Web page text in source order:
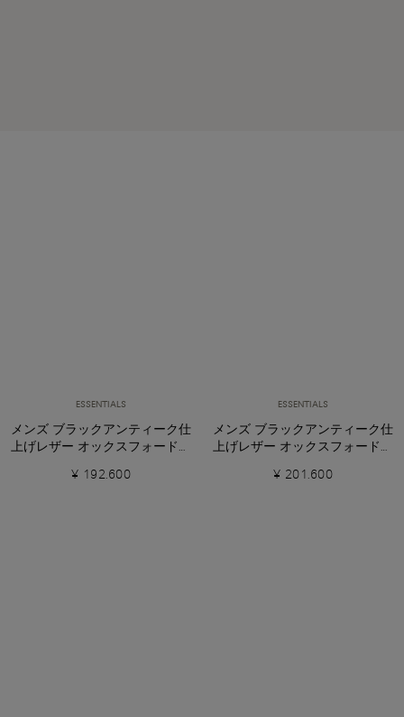
ESSENTIALS
メンズ ブラックアンティーク仕
上げレザー オックスフォードシ
¥ 192.600
ESSENTIALS
メンズ ブラックアンティーク仕
上げレザー オックスフォードシ
¥ 201.600